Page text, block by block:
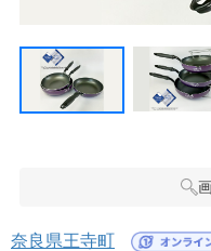
奈良県王寺町